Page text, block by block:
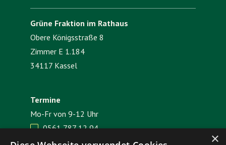
Grüne Fraktion im Rathaus
Obere Königsstraße 8
Zimmer E 1.184
34117 Kassel
Termine
Mo-Fr von 9-12 Uhr
 0561 787 12 94
 E-Mail senden ×